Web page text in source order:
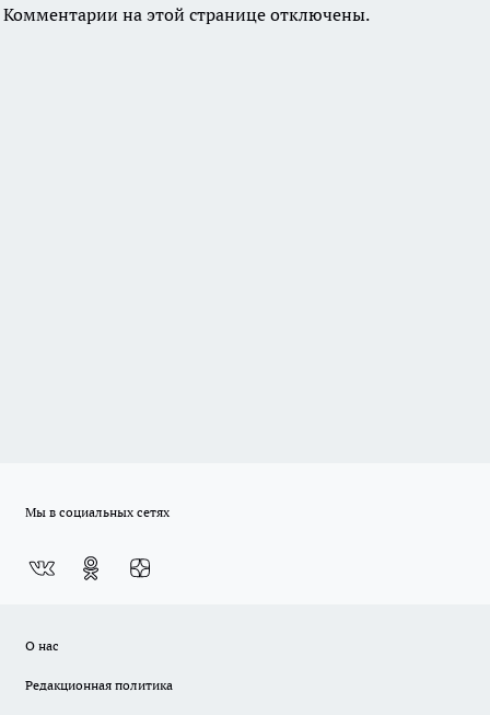
Комментарии на этой странице отключены.
Мы в социальных сетях
О нас
Редакционная политика